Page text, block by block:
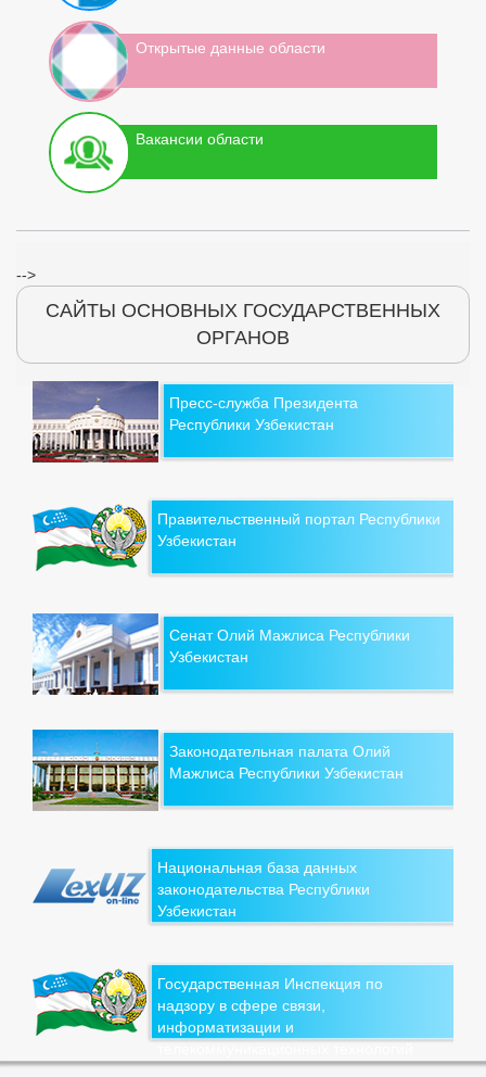
Открытые данные области
Вакансии области
-->
САЙТЫ ОСНОВНЫХ ГОСУДАРСТВЕННЫХ
ОРГАНОВ
Пресс-служба Президента
Республики Узбекистан
Правительственный портал Республики
Узбекистан
Сенат Олий Мажлиса Республики
Узбекистан
Законодательная палата Олий
Мажлиса Республики Узбекистан
Национальная база данных
законодательства Республики
Узбекистан
Государственная Инспекция по
надзору в сфере связи,
информатизации и